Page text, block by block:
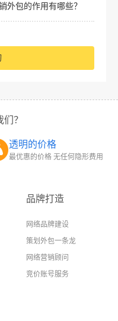
外包的作用有哪些？
？
透明的价格
最优惠的价格 无任何隐形费用
品牌打造
网络品牌建设
策划外包一条龙
网络营销顾问
竞价账号服务